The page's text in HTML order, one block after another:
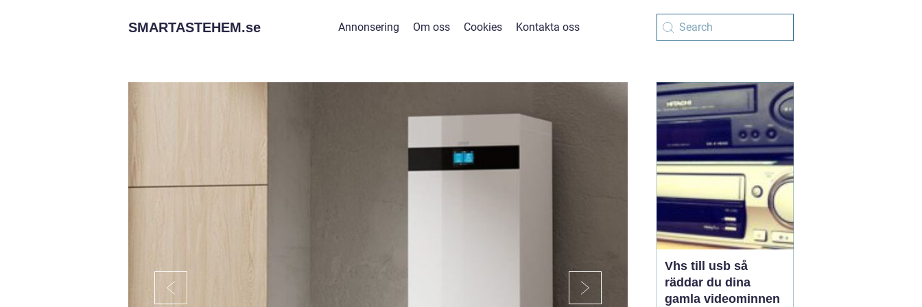
SMARTASTEHEM.se Annonsering Om oss Cookies Kontakta oss
Vhs till usb så
räddar du dina
gamla videominnen